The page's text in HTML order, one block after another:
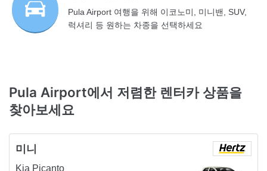
Pula Airport 여행을 위해 이코노미, 미니밴, SUV,
럭셔리 등 원하는 차종을 선택하세요
Pula Airport에서 저렴한 렌터카 상품을
찾아보세요
미니
Kia Picanto